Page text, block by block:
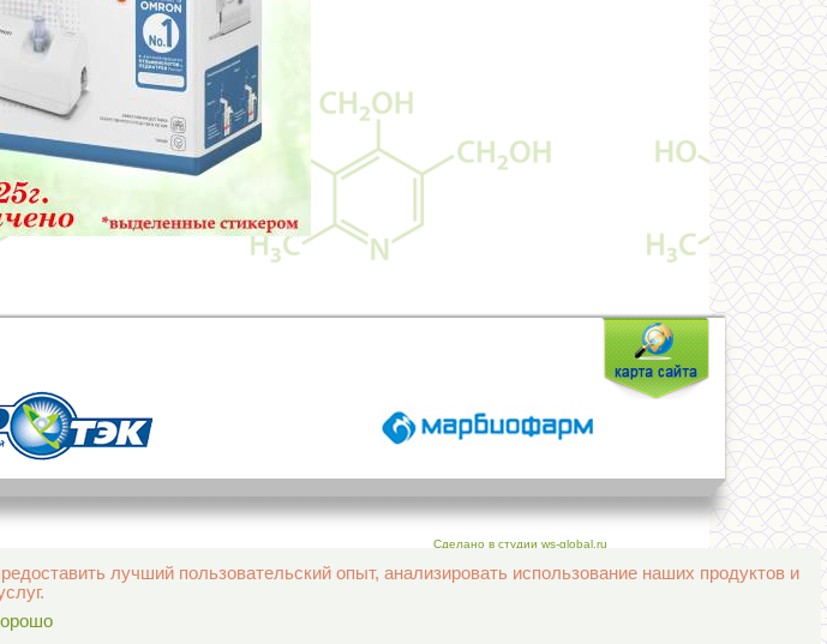
лучший пользовательский опыт, анализировать использование наших продуктов и
Сделано в студии ws-global.ru